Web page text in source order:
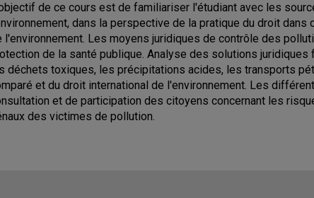
de ce cours est de familiariser l'étudiant avec les
dans la perspective de la pratique du droit
l'environnement. Les moyens juridiques de contrôle des
de la santé publique. Analyse des solutions
déchets toxiques, les précipitations acides, les transports
et du droit international de l'environnement. Les
et de participation des citoyens concernant les
des victimes de pollution.